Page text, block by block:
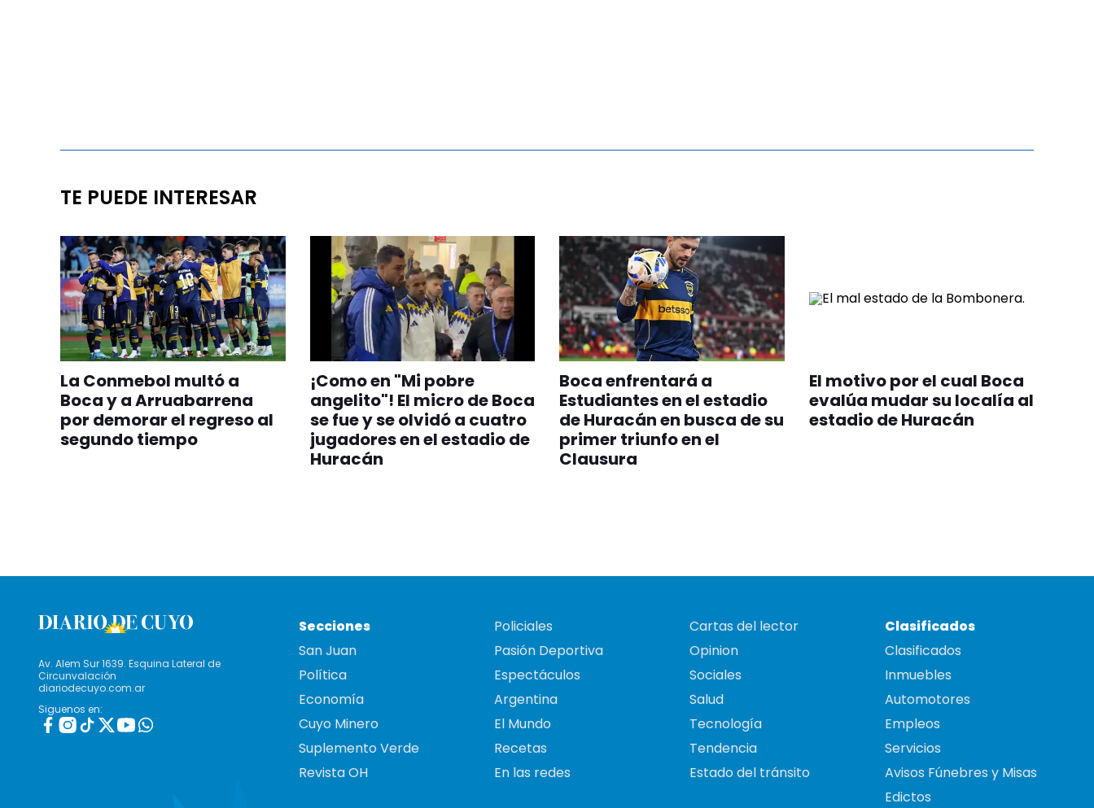
TE PUEDE INTERESAR
La Conmebol multó a
Boca y a Arruabarrena
por demorar el regreso al
segundo tiempo
¡Como en "Mi pobre
angelito"! El micro de Boca
se fue y se olvidó a cuatro
jugadores en el estadio de
Huracán
Boca enfrentará a
Estudiantes en el estadio
de Huracán en busca de su
primer triunfo en el
Clausura
El motivo por el cual Boca
evalúa mudar su localía al
estadio de Huracán
Av. Alem Sur 1639. Esquina Lateral de
Circunvalación
diariodecuyo.com.ar
Siguenos en:
Secciones
San Juan
Política
Economía
Cuyo Minero
Suplemento Verde
Revista OH
Policiales
Pasión Deportiva
Espectáculos
Argentina
El Mundo
Recetas
En las redes
Cartas del lector
Opinion
Sociales
Salud
Tecnología
Tendencia
Estado del tránsito
Clasificados
Clasificados
Inmuebles
Automotores
Empleos
Servicios
Avisos Fúnebres y Misas
Edictos